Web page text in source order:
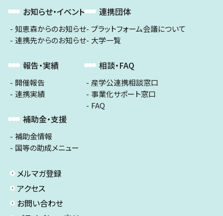
お知らせ・イベント
知恵森からのお知らせ
連携先からのお知らせ
報告・実績
開催報告
連携実績
補助金・支援
補助金情報
国等の助成メニュー
連携団体
プラットフォーム会議について
大学一覧
相談・FAQ
産学公連携相談窓口
事業化サポート窓口
FAQ
メルマガ登録
アクセス
お問い合わせ